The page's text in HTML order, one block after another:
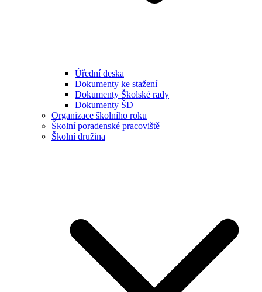
Úřední deska
Dokumenty ke stažení
Dokumenty Školské rady
Dokumenty ŠD
Organizace školního roku
Školní poradenské pracoviště
Školní družina